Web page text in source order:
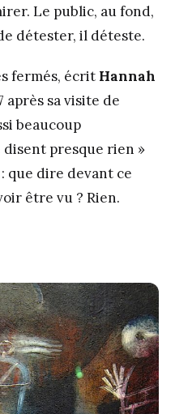
Le public, au fond,
détester, il déteste.
fermés, écrit Hannah
après sa visite de
beaucoup
disent presque rien »
que dire devant ce
être vu ? Rien.